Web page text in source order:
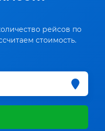
рейсов по
стоимость.